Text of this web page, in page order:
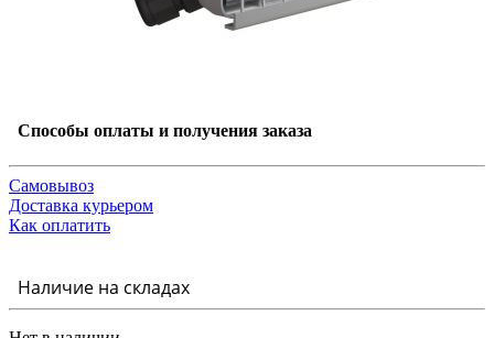
Способы оплаты и получения заказа
Самовывоз
Доставка курьером
Как оплатить
Наличие на складах